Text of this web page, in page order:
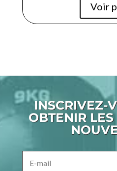
Voir
INSCRIVEZ-
OBTENIR